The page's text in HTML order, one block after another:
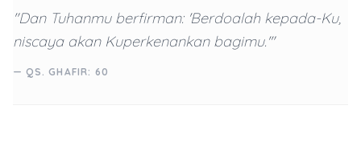
"Dan Tuhanmu berfirman: 'Berdoalah kepada-Ku,
niscaya akan Kuperkenankan bagimu.'"
— QS. GHAFIR: 60